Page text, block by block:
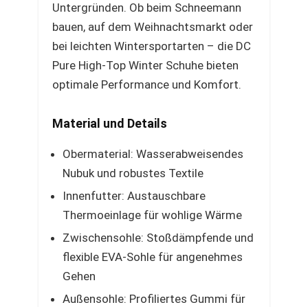
Untergründen. Ob beim Schneemann
bauen, auf dem Weihnachtsmarkt oder
bei leichten Wintersportarten – die DC
Pure High-Top Winter Schuhe bieten
optimale Performance und Komfort.
Material und Details
Obermaterial: Wasserabweisendes
Nubuk und robustes Textile
Innenfutter: Austauschbare
Thermoeinlage für wohlige Wärme
Zwischensohle: Stoßdämpfende und
flexible EVA-Sohle für angenehmes
Gehen
Außensohle: Profiliertes Gummi für